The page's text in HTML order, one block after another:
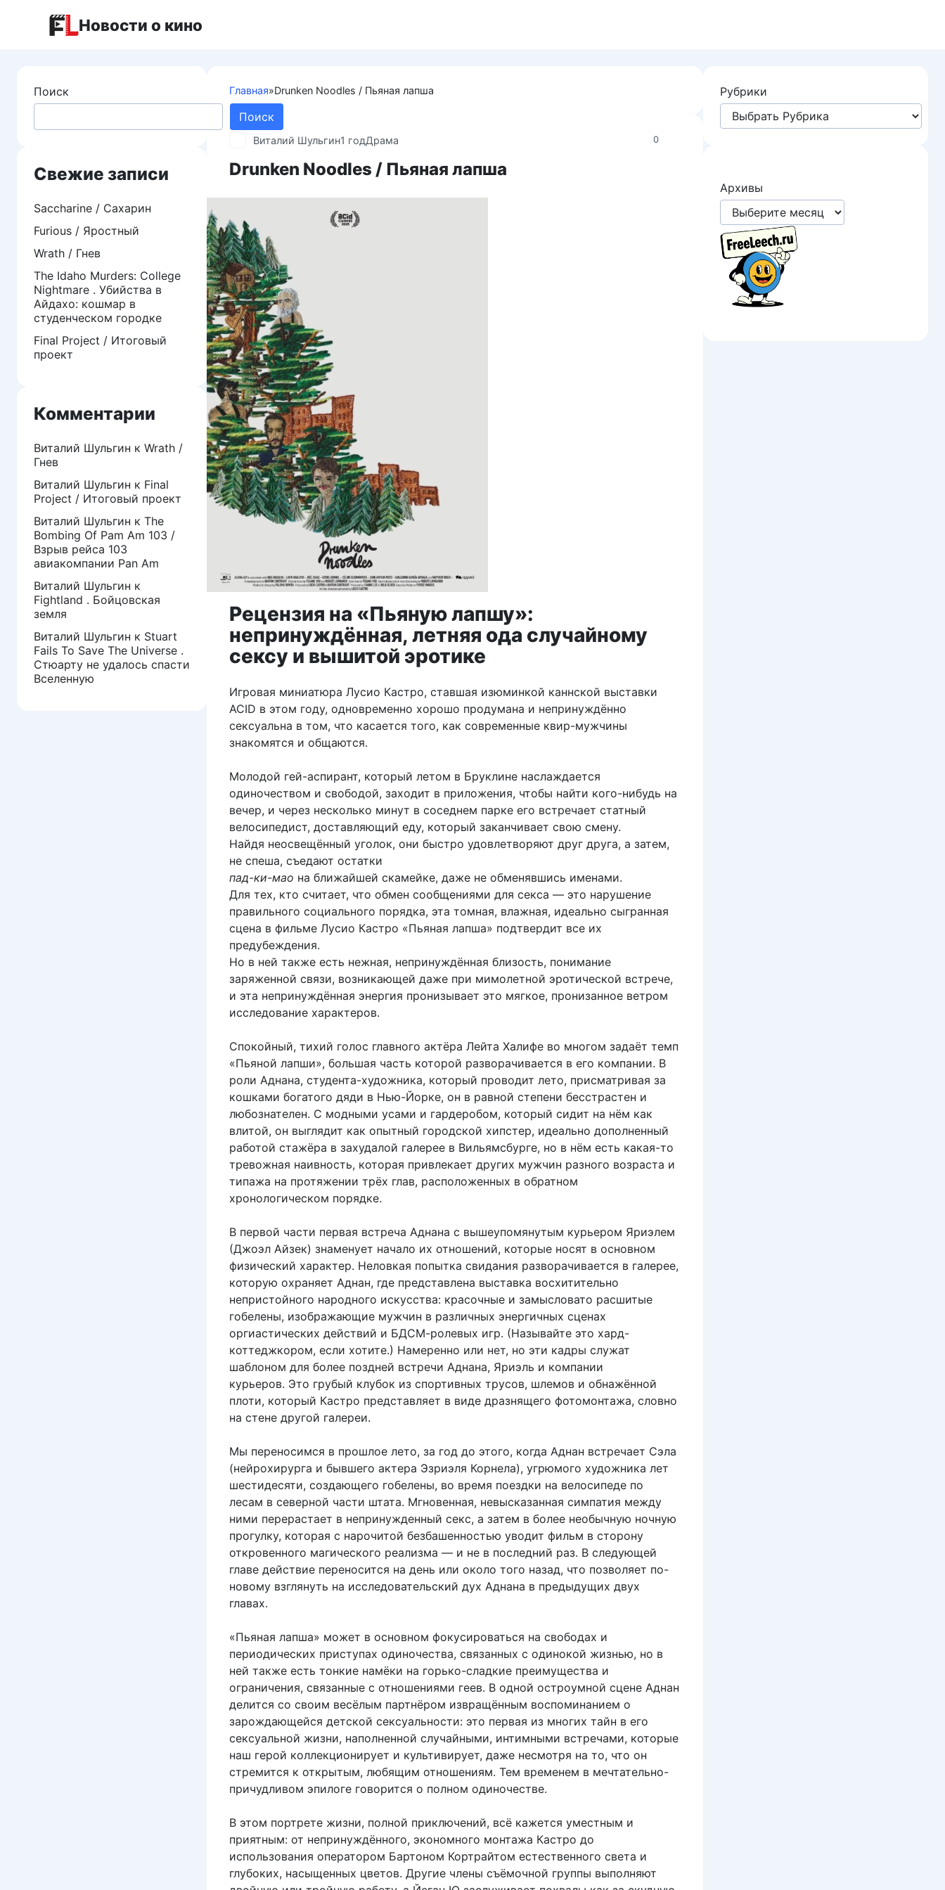
Новости о кино
Главная»Drunken Noodles / Пьяная лапша
0
Виталий Шульгин1 годДрама
Drunken Noodles / Пьяная лапша
Рецензия на «Пьяную лапшу»:
непринуждённая, летняя ода случайному
сексу и вышитой эротике
Игровая миниатюра Лусио Кастро, ставшая изюминкой каннской выставки
ACID в этом году, одновременно хорошо продумана и непринуждённо
сексуальна в том, что касается того, как современные квир-мужчины
знакомятся и общаются.
Молодой гей-аспирант, который летом в Бруклине наслаждается
одиночеством и свободой, заходит в приложения, чтобы найти кого-нибудь на
вечер, и через несколько минут в соседнем парке его встречает статный
велосипедист, доставляющий еду, который заканчивает свою смену.
Найдя неосвещённый уголок, они быстро удовлетворяют друг друга, а затем,
не спеша, съедают остатки
пад-ки-мао на ближайшей скамейке, даже не обменявшись именами.
Для тех, кто считает, что обмен сообщениями для секса — это нарушение
правильного социального порядка, эта томная, влажная, идеально сыгранная
сцена в фильме Лусио Кастро «Пьяная лапша» подтвердит все их
предубеждения.
Но в ней также есть нежная, непринуждённая близость, понимание
заряженной связи, возникающей даже при мимолетной эротической встрече,
и эта непринуждённая энергия пронизывает это мягкое, пронизанное ветром
исследование характеров.
Спокойный, тихий голос главного актёра Лейта Халифе во многом задаёт темп
«Пьяной лапши», большая часть которой разворачивается в его компании. В
роли Аднана, студента-художника, который проводит лето, присматривая за
кошками богатого дяди в Нью-Йорке, он в равной степени бесстрастен и
любознателен. С модными усами и гардеробом, который сидит на нём как
влитой, он выглядит как опытный городской хипстер, идеально дополненный
работой стажёра в захудалой галерее в Вильямсбурге, но в нём есть какая-то
тревожная наивность, которая привлекает других мужчин разного возраста и
типажа на протяжении трёх глав, расположенных в обратном
хронологическом порядке.
В первой части первая встреча Аднана с вышеупомянутым курьером Яриэлем
(Джоэл Айзек) знаменует начало их отношений, которые носят в основном
физический характер. Неловкая попытка свидания разворачивается в галерее,
которую охраняет Аднан, где представлена выставка восхитительно
непристойного народного искусства: красочные и замысловато расшитые
гобелены, изображающие мужчин в различных энергичных сценах
оргиастических действий и БДСМ-ролевых игр. (Называйте это хард-
коттеджкором, если хотите.) Намеренно или нет, но эти кадры служат
шаблоном для более поздней встречи Аднана, Яриэль и компании
курьеров. Это грубый клубок из спортивных трусов, шлемов и обнажённой
плоти, который Кастро представляет в виде дразнящего фотомонтажа, словно
на стене другой галереи.
Мы переносимся в прошлое лето, за год до этого, когда Аднан встречает Сэла
(нейрохирурга и бывшего актера Эзриэля Корнела), угрюмого художника лет
шестидесяти, создающего гобелены, во время поездки на велосипеде по
лесам в северной части штата. Мгновенная, невысказанная симпатия между
ними перерастает в непринужденный секс, а затем в более необычную ночную
прогулку, которая с нарочитой безбашенностью уводит фильм в сторону
откровенного магического реализма — и не в последний раз. В следующей
главе действие переносится на день или около того назад, что позволяет по-
новому взглянуть на исследовательский дух Аднана в предыдущих двух
главах.
«Пьяная лапша» может в основном фокусироваться на свободах и
периодических приступах одиночества, связанных с одинокой жизнью, но в
ней также есть тонкие намёки на горько-сладкие преимущества и
ограничения, связанные с отношениями геев. В одной остроумной сцене Аднан
делится со своим весёлым партнёром извращённым воспоминанием о
зарождающейся детской сексуальности: это первая из многих тайн в его
сексуальной жизни, наполненной случайными, интимными встречами, которые
наш герой коллекционирует и культивирует, даже несмотря на то, что он
стремится к открытым, любящим отношениям. Тем временем в мечтательно-
причудливом эпилоге говорится о полном одиночестве.
В этом портрете жизни, полной приключений, всё кажется уместным и
приятным: от непринуждённого, экономного монтажа Кастро до
использования оператором Бартоном Кортрайтом естественного света и
глубоких, насыщенных цветов. Другие члены съёмочной группы выполняют
Поиск
Поиск
Свежие записи
Saccharine / Сахарин
Furious / Яростный
Wrath / Гнев
The Idaho Murders: College
Nightmare . Убийства в
Айдахо: кошмар в
студенческом городке
Final Project / Итоговый
проект
Комментарии
Виталий Шульгин к Wrath /
Гнев
Виталий Шульгин к Final
Project / Итоговый проект
Виталий Шульгин к The
Bombing Of Pam Am 103 /
Взрыв рейса 103
авиакомпании Pan Am
Виталий Шульгин к
Fightland . Бойцовская
земля
Виталий Шульгин к Stuart
Fails To Save The Universe .
Стюарту не удалось спасти
Вселенную
Рубрики
Архивы